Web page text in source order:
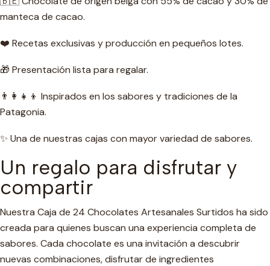
manteca de cacao.
❤️ Recetas exclusivas y producción en pequeños lotes.
🎁 Presentación lista para regalar.
👨‍👩‍👧‍👦 Inspirados en los sabores y tradiciones de la
Patagonia.
✨ Una de nuestras cajas con mayor variedad de sabores.
Un regalo para disfrutar y
compartir
Nuestra Caja de 24 Chocolates Artesanales Surtidos ha sido
creada para quienes buscan una experiencia completa de
sabores. Cada chocolate es una invitación a descubrir
nuevas combinaciones, disfrutar de ingredientes